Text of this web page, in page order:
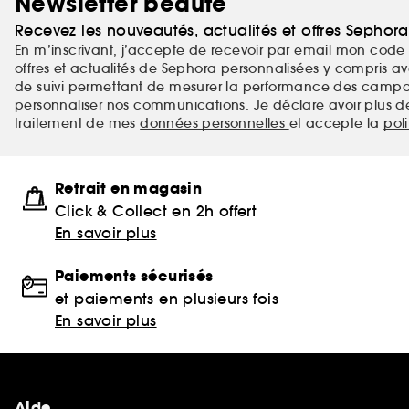
Recevez les nouveautés, actualités et offres
En m’inscrivant, j’accepte de recevoir par email mon
offres et actualités de Sephora personnalisées y compris
de suivi permettant de mesurer la performance des
personnaliser nos communications. Je déclare avoir plus
traitement de mesdonnées personnelles et accepte la
Retrait en magasin
Click & Collect en 2h offert
En savoir plus
Paiements sécurisés
et paiements en plusieurs fois
En savoir plus